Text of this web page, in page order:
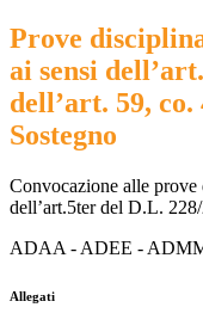
Prove
ai sensi
dell’art. 59,
Sostegno
Convocazione alle prove
dell’art.5ter del D.L. 228/
ADAA - ADEE -
Allegati